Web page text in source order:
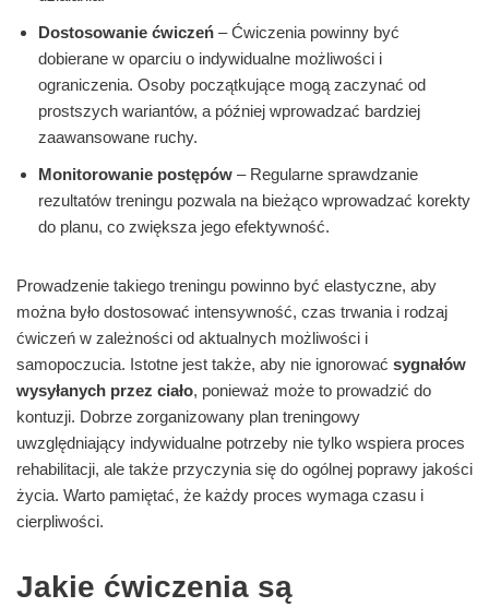
Dostosowanie ćwiczeń – Ćwiczenia powinny być
dobierane w oparciu o indywidualne możliwości i
ograniczenia. Osoby początkujące mogą zaczynać od
prostszych wariantów, a później wprowadzać bardziej
zaawansowane ruchy.
Monitorowanie postępów – Regularne sprawdzanie
rezultatów treningu pozwala na bieżąco wprowadzać korekty
do planu, co zwiększa jego efektywność.
Prowadzenie takiego treningu powinno być elastyczne, aby
można było dostosować intensywność, czas trwania i rodzaj
ćwiczeń w zależności od aktualnych możliwości i
samopoczucia. Istotne jest także, aby nie ignorować sygnałów
wysyłanych przez ciało, ponieważ może to prowadzić do
kontuzji. Dobrze zorganizowany plan treningowy
uwzględniający indywidualne potrzeby nie tylko wspiera proces
rehabilitacji, ale także przyczynia się do ogólnej poprawy jakości
życia. Warto pamiętać, że każdy proces wymaga czasu i
cierpliwości.
Jakie ćwiczenia są